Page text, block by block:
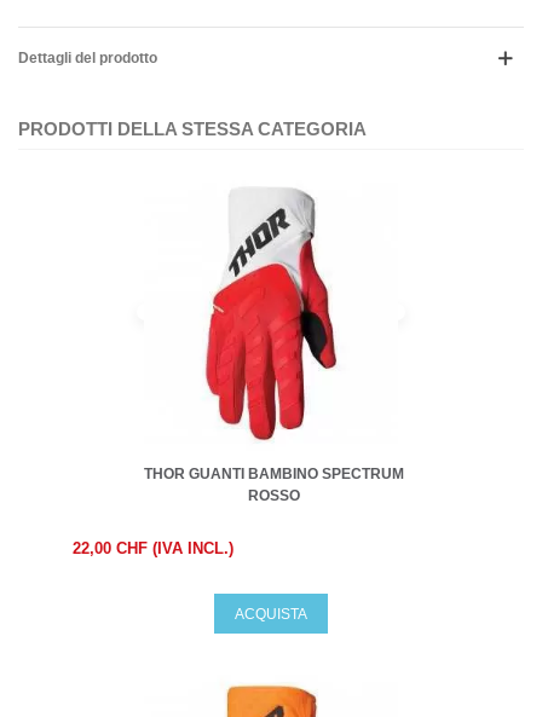
Dettagli del prodotto
PRODOTTI DELLA STESSA CATEGORIA
THOR GUANTI BAMBINO SPECTRUM
ROSSO
22,00 CHF (IVA INCL.)
ACQUISTA